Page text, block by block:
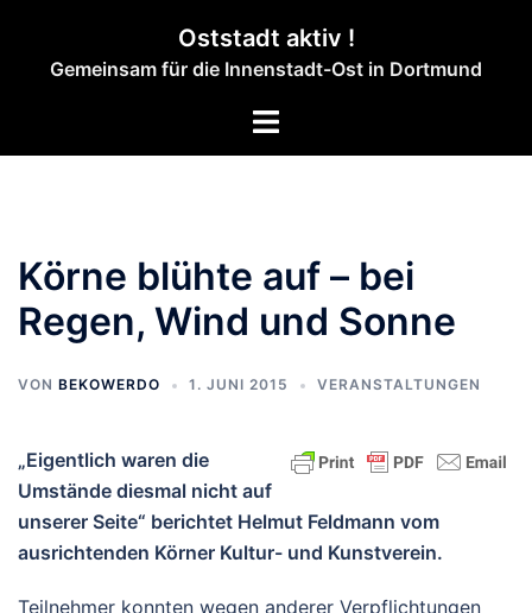
springen
Oststadt aktiv !
Gemeinsam für die Innenstadt-Ost in Dortmund
Menü
Körne blühte auf – bei
Regen, Wind und Sonne
VON BEKOWERDO 1. JUNI 2015 VERANSTALTUNGEN
„Eigentlich waren die
Umstände diesmal nicht auf
unserer Seite“ berichtet Helmut Feldmann vom
ausrichtenden Körner Kultur- und Kunstverein.
Teilnehmer konnten wegen anderer Verpflichtungen